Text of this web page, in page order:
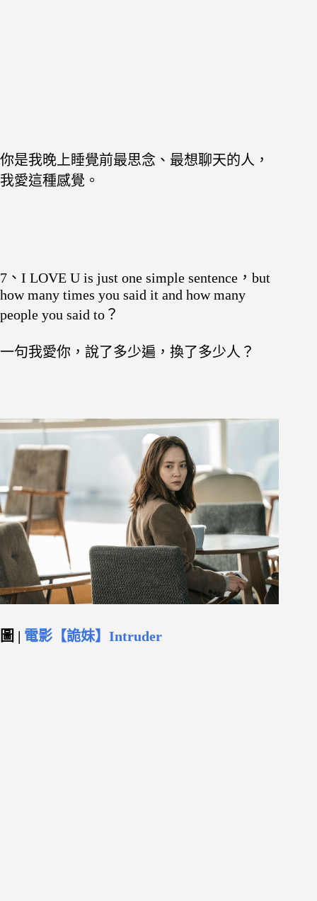
你是我晚上睡覺前最思念、最想聊天的人，
我愛這種感覺。
7、I LOVE U is just one simple sentence，but
how many times you said it and how many
people you said to？
一句我愛你，說了多少遍，換了多少人？
圖 | 電影【詭妹】Intruder